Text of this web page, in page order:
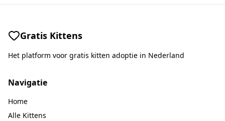
Gratis Kittens
Het platform voor gratis kitten adoptie in Nederland
Navigatie
Home
Alle Kittens